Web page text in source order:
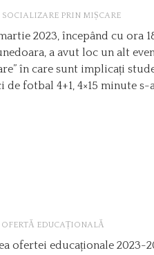
SOCIALIZARE PRIN MIȘCARE
2023, începând cu ora
a avut loc un alt
în care sunt implicați
fotbal 4+1, 4×15 minute
OFERTĂ EDUCAȚIONALĂ
ofertei educaționale 2023-